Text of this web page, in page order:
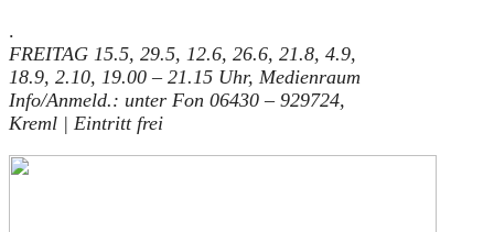
.
FREITAG 15.5, 29.5, 12.6, 26.6, 21.8, 4.9,
18.9, 2.10, 19.00 – 21.15 Uhr, Medienraum
Info/Anmeld.: unter Fon 06430 – 929724,
Kreml | Eintritt frei